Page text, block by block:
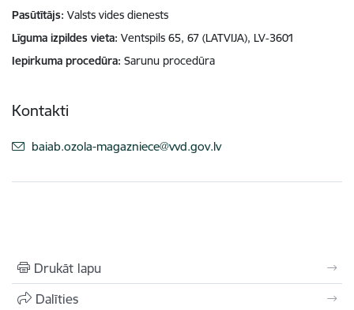
Pasūtītājs Valsts vides dienests
Līguma izpildes vieta Ventspils 65, 67 (LATVIJA), LV-3601
Iepirkuma procedūra Sarunu procedūra
Kontakti
E-pasts:
baiab.ozola-magazniece@vvd.gov.lv
Drukāt lapu
Dalīties